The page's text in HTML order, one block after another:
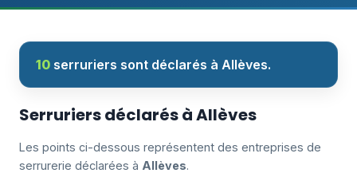
10 serruriers sont déclarés à Allèves.
Serruriers déclarés à Allèves
Les points ci-dessous représentent des entreprises de
serrurerie déclarées à Allèves.